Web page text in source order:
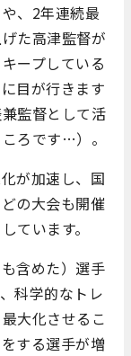
、2年連続最
た高津監督が
ープしている
目が行きます
監督として活
ろです…）。
が加速し、国
の大会も開催
ています。
含めた）選手
科学的なトレ
大化させるこ
する選手が増